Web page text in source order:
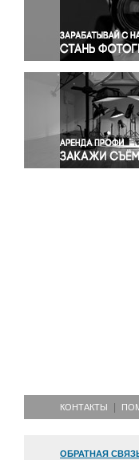
Правосудие
Религия
Светская
Спорт
Экология
Экономика и
КОНТАКТЫ
ОБРАТНАЯ